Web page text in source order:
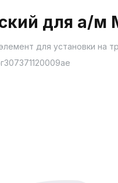
для а/м
для установки на